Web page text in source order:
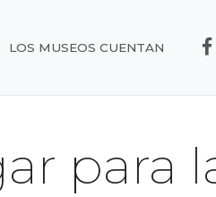
LOS MUSEOS CUENTAN
para